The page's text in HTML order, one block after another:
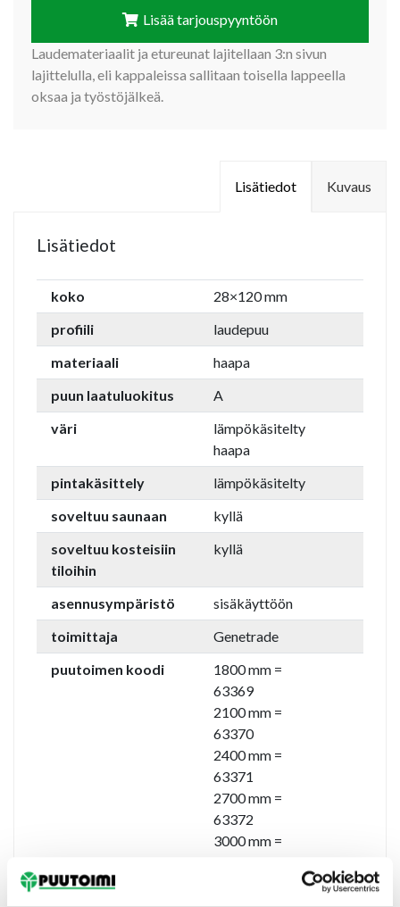
Lisää tarjouspyyntöön
Laudemateriaalit ja etureunat lajitellaan 3:n sivun
lajittelulla, eli kappaleissa sallitaan toisella lappeella
oksaa ja työstöjälkeä.
Kuvaus
Lisätiedot
Lisätiedot
koko
28×120 mm
profiili
laudepuu
materiaali
haapa
puun laatuluokitus
A
väri
lämpökäsitelty
haapa
pintakäsittely
lämpökäsitelty
soveltuu saunaan
kyllä
soveltuu kosteisiin
tiloihin
kyllä
asennusympäristö
sisäkäyttöön
toimittaja
Genetrade
puutoimen koodi
1800 mm =
63369
2100 mm =
63370
2400 mm =
63371
2700 mm =
63372
3000 mm =